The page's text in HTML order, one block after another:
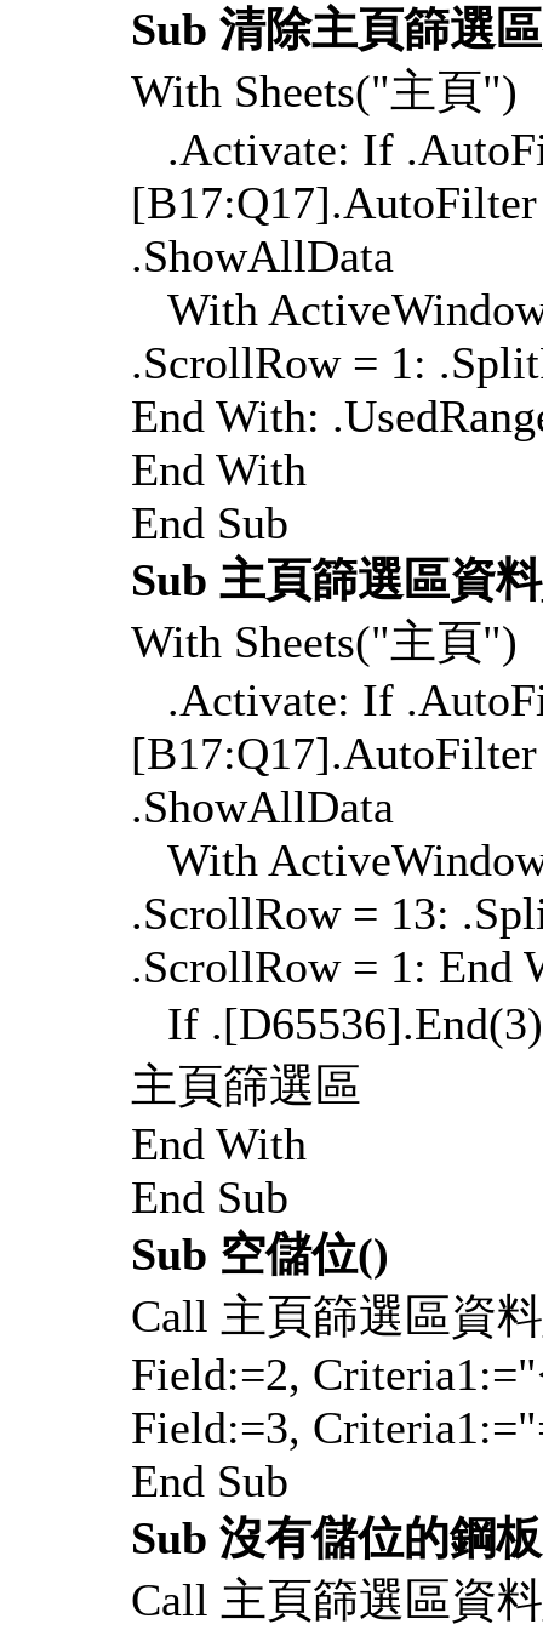
Sub 清除主頁篩選
With Sheets("主頁")
.Activate: If
.ShowAllData
With
.ScrollRow = 1:
End With:
End With
End Sub
Sub 主頁篩選區資
With Sheets("主頁")
.Activate: If
.ShowAllData
With
.ScrollRow = 13:
.ScrollRow = 1: End
If
主頁篩選區
End With
End Sub
Sub 空儲位()
Call 主頁篩選區資
Field:=2,
Field:=3,
End Sub
Sub 沒有儲位的鋼
Call 主頁篩選區資